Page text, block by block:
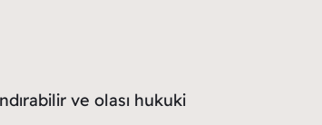
ve olası hukuki